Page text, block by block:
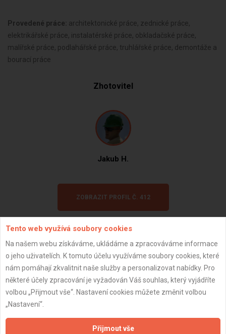
Provedené práce: architektonické práce, zednické práce,
elektrikářské práce, instalatérské práce, obkladačské práce,
malířské práce, podlahářské práce, truhlářské práce, demontáže a
bourací práce
Zhotovitel
Jakub H.
ZOBRAZIT PROFIL Č. 412
Důležité informace
Naše firmy a řemeslníci
Obchodní podmínky (zprostředkování)
Tento web využívá soubory cookies
Na našem webu získáváme, ukládáme a zpracováváme informace
o jeho uživatelích. K tomuto účelu využíváme soubory cookies, které
nám pomáhají zkvalitnit naše služby a personalizovat nabídky. Pro
některé účely zpracování je vyžadován Váš souhlas, který vyjádříte
volbou „Přijmout vše“. Nastavení cookies můžete změnit volbou
„Nastavení“.
Přijmout vše